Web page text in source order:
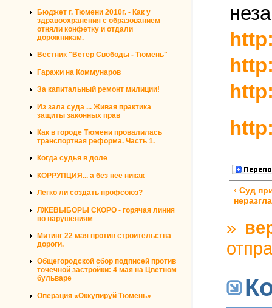
Бюджет г. Тюмени 2010г. - Как у
здравоохранения с образованием
отняли конфетку и отдали
дорожникам.
Вестник "Ветер Свободы - Тюмень"
Гаражи на Коммунаров
За капитальный ремонт милиции!
Из зала суда ... Живая практика
защиты законных прав
Как в городе Тюмени провалилась
транспортная реформа. Часть 1.
Когда судья в доле
КОРРУПЦИЯ... а без нее никак
Легко ли создать профсоюз?
ЛЖЕВЫБОРЫ СКОРО - горячая линия
по нарушениям
Митинг 22 мая против строительства
дороги.
Общегородской сбор подписей против
точечной застройки: 4 мая на Цветном
бульваре
Операция «Оккупируй Тюмень»
‹ Суд
»